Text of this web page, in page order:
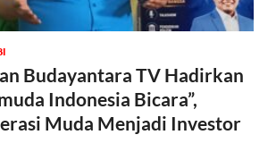
Budayantara TV Hadirkan
Indonesia Bicara”,
Muda Menjadi Investor